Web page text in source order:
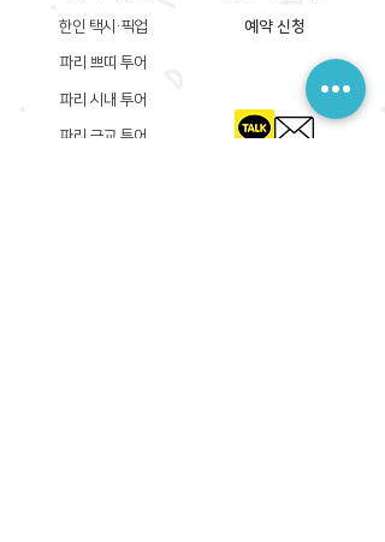
한인 택시·픽업 예약 신청
파리 쁘띠 투어
파리 시내 투어
파리 근교 투어